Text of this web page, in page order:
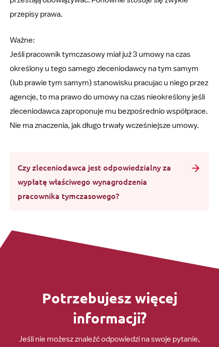
przepisy prawa.
Ważne:
Jeśli pracownik tymczasowy miał już 3 umowy na czas
określony u tego samego zleceniodawcy na tym samym
(lub prawie tym samym) stanowisku pracujac u niego przez
agencje, to ma prawo do umowy na czas nieokreślony jeśli
zleceniodawca zaproponuje mu bezpośrednio współprace.
Nie ma znaczenia, jak długo trwały wcześniejsze umowy.
Czy zleceniodawca jest odpowiedzialny za
wypłatę właściwego wynagrodzenia
pracownika tymczasowego?
Potrzebujesz więcej
informacji?
Jeśli nie możesz znaleźć odpowiedzi na swoje pytanie,